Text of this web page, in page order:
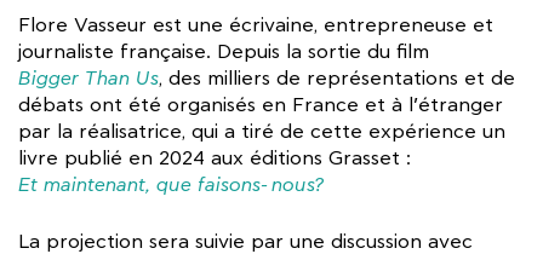
Flore Vasseur est une écrivaine, entrepreneuse et
journaliste française. Depuis la sortie du film
Bigger Than Us, des milliers de représentations et de
débats ont été organisés en France et à l’étranger
par la réalisatrice, qui a tiré de cette expérience un
livre publié en 2024 aux éditions Grasset :
Et maintenant, que faisons-nous?
La projection sera suivie par une discussion avec